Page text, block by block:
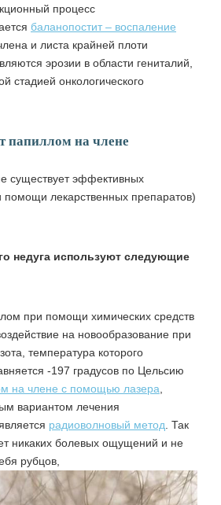
процесс
баланопостит – воспаление
и листа крайней плоти
эрозии в области гениталий,
стадией онкологического
папиллом на члене
существует эффективных
помощи лекарственных препаратов)
недуга используют следующие
при помощи химических средств
на новообразование при
температура которого
-197 градусов по Цельсию
на члене с помощью лазера
вариантом лечения
радиоволновый метод . Так
никаких болевых ощущений и не
рубцов,